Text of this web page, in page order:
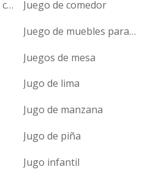
Juego de almohada y cobija
Juego de comedor
Juego de muebles para jardín
Juegos de mesa
Jugo de lima
Jugo de manzana
Jugo de piña
Jugo infantil